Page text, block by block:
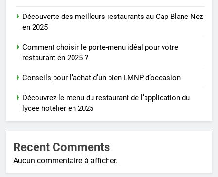
Découverte des meilleurs restaurants au Cap Blanc Nez
en 2025
Comment choisir le porte-menu idéal pour votre
restaurant en 2025 ?
Conseils pour l’achat d’un bien LMNP d’occasion
Découvrez le menu du restaurant de l’application du
lycée hôtelier en 2025
Recent Comments
Aucun commentaire à afficher.